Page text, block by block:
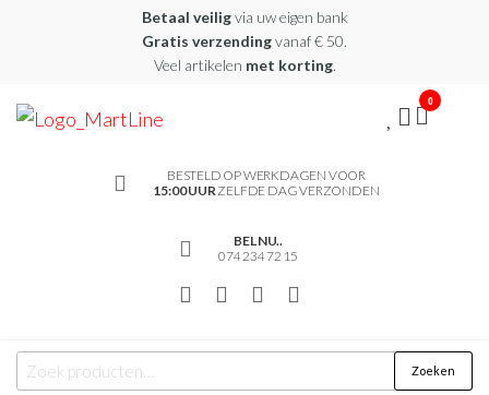
Betaal veiligvia uw eigen bank
Gratis verzendingvanaf € 50.
Veel artikelen met korting.
BESTELD OP WERKDAGEN VOOR
15:00 UUR ZELFDE DAG VERZONDEN
BEL NU..
074 234 72 15
0
Zoeken